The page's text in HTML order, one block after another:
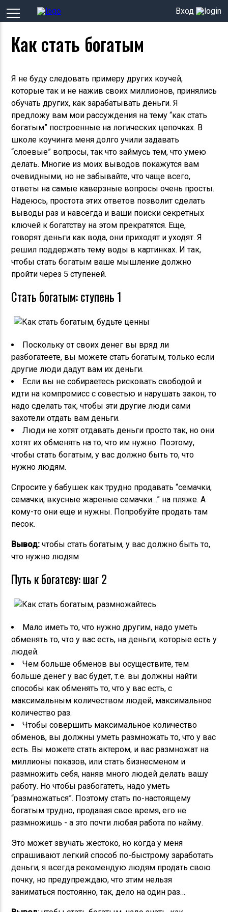
Вход
Как стать богатым
Я не буду следовать примеру других коучей,
которые так и не нажив своих миллионов, принялись
обучать других, как зарабатывать деньги. Я
предложу вам мои рассуждения на тему “как стать
богатым” построенные на логических цепочках. В
школе коучинга меня долго учили задавать
“слоевые” вопросы, так что займусь тем, что умею
делать. Многие из моих выводов покажутся вам
очевидными, но не забывайте, что чаще всего,
ответы на самые каверзные вопросы очень просты.
Надеюсь, простота этих ответов позволит сделать
выводы раз и навсегда и ваши поиски секретных
ключей к богатству на этом прекратятся. Еще,
говорят деньги как вода, они приходят и уходят. Я
решил поддержать тему воды в картинках. И так,
чтобы стать богатым ваше мышление должно
пройти через 5 ступеней.
Стать богатым: cтупень 1
Поскольку от своих денег вы вряд ли
разбогатеете, вы можете стать богатым, только если
другие люди дадут вам их деньги.
Если вы не собираетесь рисковать свободой и
идти на компромисс с совестью и нарушать закон, то
надо сделать так, чтобы эти другие люди сами
захотели отдать вам деньги.
Люди не хотят отдавать деньги просто так, но они
хотят их обменять на то, что им нужно. Поэтому,
чтобы стать богатым, у вас должно быть то, что
нужно людям.
Спросите у бабушек как трудно продавать “семачки,
семачки, вкусные жареные семачки…” на пляже. А
кому-то они еще и нужны. Попробуйте продать там
песок.
Вывод: чтобы стать богатым, у вас должно быть то,
что нужно людям
Путь к богатсву: шаг 2
Мало иметь то, что нужно другим, надо уметь
обменять то, что у вас есть, на деньги, которые есть у
людей.
Чем больше обменов вы осуществите, тем
больше денег у вас будет, т.е. вы должны найти
способы как обменять то, что у вас есть, с
максимальным количеством людей, максимальное
количество раз.
Чтобы совершить максимальное количество
обменов, вы должны уметь размножать то, что у вас
есть. Вы можете стать актером, и вас размножат на
миллионы показов, или стать бизнесменом и
размножить себя, наняв много людей делать вашу
работу. Но чтобы разбогатеть, надо уметь
“размножаться”. Поэтому стать по-настоящему
богатым трудно, продавая свое время, его не
размножишь - а это почти любая работа по найму.
Это может звучать жестоко, но когда у меня
спрашивают легкий способ по-быстрому заработать
деньги, я всегда рекомендую людям продать свою
почку, но предупреждаю, что этим нельзя
заниматься постоянно, так, дело на один раз…